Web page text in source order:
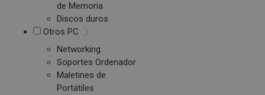
de Memoria
Discos duros
Otros PC
Networking
Soportes Ordenador
Maletines de
Portátiles